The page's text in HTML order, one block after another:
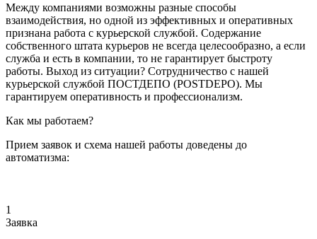
Между компаниями возможны разные способы
взаимодействия, но одной из эффективных и оперативных
признана работа с курьерской службой. Содержание
собственного штата курьеров не всегда целесообразно, а если
служба и есть в компании, то не гарантирует быстроту
работы. Выход из ситуации? Сотрудничество с нашей
курьерской службой ПОСТДЕПО (POSTDEPO). Мы
гарантируем оперативность и профессионализм.
Как мы работаем?
Прием заявок и схема нашей работы доведены до
автоматизма:
1
Заявка